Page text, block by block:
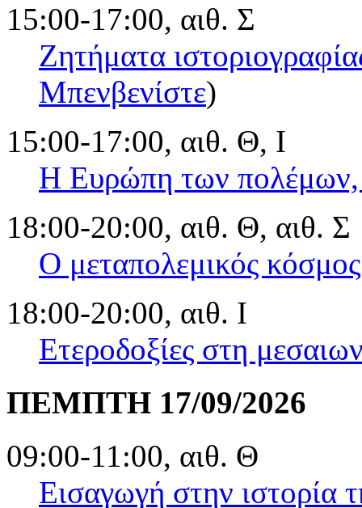
15:00-17:00, αιθ. Σ
Ζητήματα
Μπενβενίστε)
15:00-17:00, αιθ. Θ, Ι
Η Ευρώπη των
18:00-20:00, αιθ. Θ, αιθ. Σ
Ο μεταπολεμικός κόσμος
18:00-20:00, αιθ. Ι
Ετεροδοξίες στη
ΠΕΜΠΤΗ 17/09/2026
09:00-11:00, αιθ. Θ
Εισαγωγή στην ιστορία